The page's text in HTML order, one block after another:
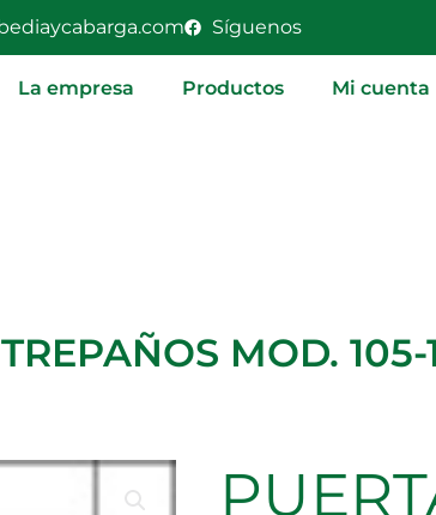
Síguenos
La empresa Productos Mi cuenta
MOD. 105-
PUERTA
PINO
MOD.
105-